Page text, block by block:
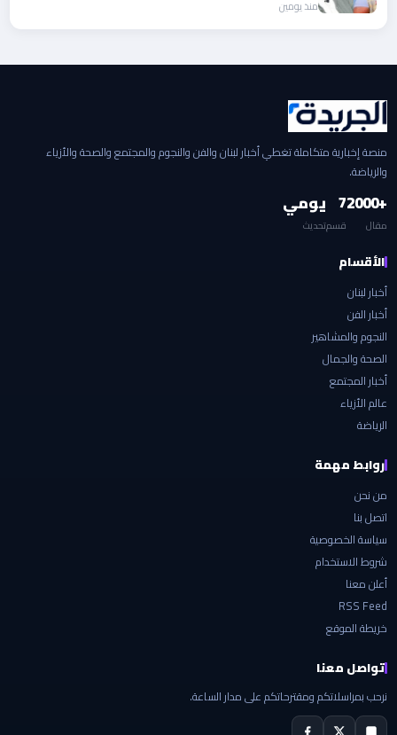
منذ يومين
منصة إخبارية متكاملة تغطي أخبار لبنان والفن والنجوم والمجتمع والصحة والأزياء
والرياضة.
+2000
مقال
7
قسم
يومي
تحديث
الأقسام
أخبار لبنان
أخبار الفن
النجوم والمشاهير
الصحة والجمال
أخبار المجتمع
عالم الأزياء
الرياضة
روابط مهمة
من نحن
اتصل بنا
سياسة الخصوصية
شروط الاستخدام
أعلن معنا
RSS Feed
خريطة الموقع
تواصل معنا
نرحب بمراسلاتكم ومقترحاتكم على مدار الساعة.